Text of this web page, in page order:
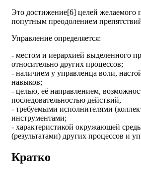
Это достижение[6] целей желаемого
попутным преодолением
Управление определяется:
- местом и иерархией выделенного
относительно других процессов;
- наличием у управленца воли,
навыков;
- целью, её направлением,
последовательностью действий,
- требуемыми исполнителями
инструментами;
- характеристикой окружающей
(результатами) других процессов и
Кратко